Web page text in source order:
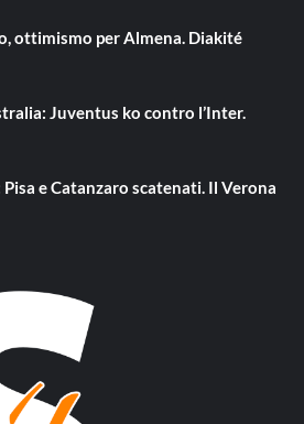
ottimismo per Almena. Diakité
Juventus ko contro l’Inter.
e Catanzaro scatenati. Il Verona